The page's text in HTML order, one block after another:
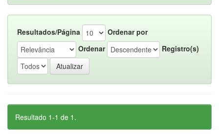
Resultados/Página
Ordenar por
Ordenar
Registro(s)
Resultado 1-1 de 1.